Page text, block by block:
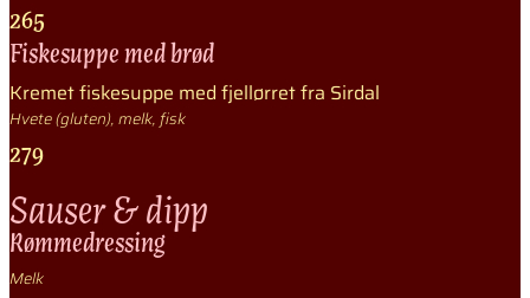
265
Fiskesuppe med brød
Kremet fiskesuppe med fjellørret fra Sirdal
Hvete (gluten), melk, fisk
279
Sauser & dipp
Rømmedressing
Melk